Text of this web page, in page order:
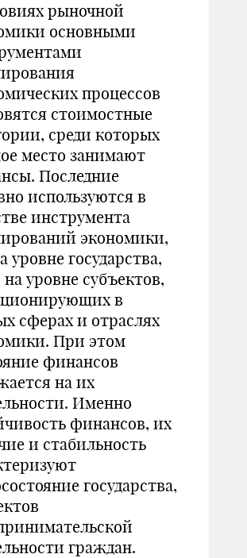
рыночной
основными
процессов
стоимостные
среди которых
место занимают
Последние
используются в
инструмента
экономики,
уровне государства,
уровне субъектов,
в
сферах и отраслях
При этом
финансов
на их
Именно
финансов, их
и стабильность
государства,
граждан.